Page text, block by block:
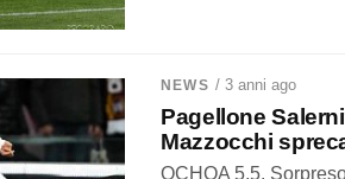
NEWS / 3 anni ago
Pagellone
Mazzocchi
OCHOA 5,5.